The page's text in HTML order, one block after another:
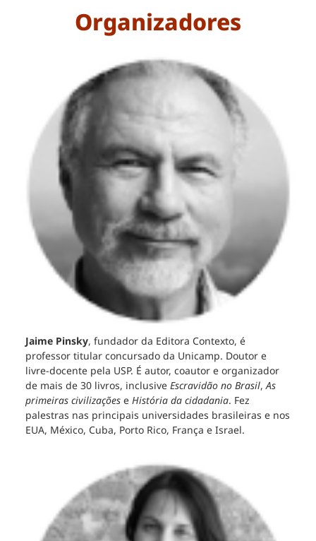
Organizadores
Jaime Pinsky, fundador da Editora Contexto, é
professor titular concursado da Unicamp. Doutor e
livre-docente pela USP. É autor, coautor e organizador
de mais de 30 livros, inclusive Escravidão no Brasil,As
primeiras civilizaçõese História da cidadania. Fez
palestras nas principais universidades brasileiras e nos
EUA, México, Cuba, Porto Rico, França e Israel.